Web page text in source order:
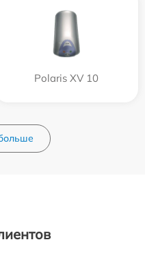
Polaris XV 10